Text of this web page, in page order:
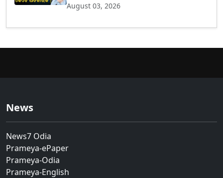
August 03, 2026
News
News7 Odia
Prameya-ePaper
Prameya-Odia
Prameya-English